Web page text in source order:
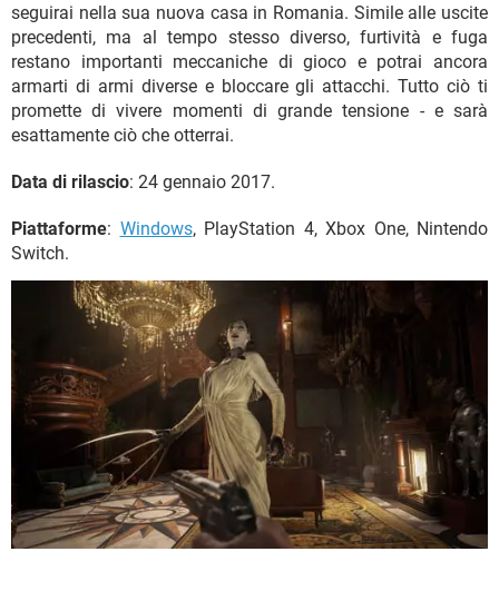
seguirai nella sua nuova casa in Romania. Simile alle uscite
precedenti, ma al tempo stesso diverso, furtività e fuga
restano importanti meccaniche di gioco e potrai ancora
armarti di armi diverse e bloccare gli attacchi. Tutto ciò ti
promette di vivere momenti di grande tensione - e sarà
esattamente ciò che otterrai.
Data di rilascio: 24 gennaio 2017.
Piattaforme: Windows, PlayStation 4, Xbox One, Nintendo
Switch.